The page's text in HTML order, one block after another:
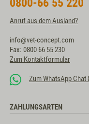
0800-66 55 220
Anruf aus dem Ausland?
info@vet-concept.com
Fax: 0800 66 55 230
Zum Kontaktformular
Zum WhatsApp Chat
ZAHLUNGSARTEN